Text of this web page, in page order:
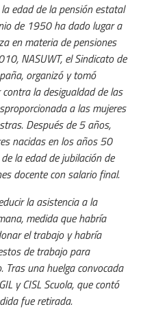
edad de la pensión estatal
de 1950 ha dado lugar a
en materia de pensiones
NASUWT, el Sindicato de
organizó y tomó
la desigualdad de las
a las mujeres
Después de 5 años,
nacidas en los años 50
la edad de jubilación de
docente con salario final.
la asistencia a la
medida que habría
el trabajo y habría
de trabajo para
Tras una huelga convocada
y CISL Scuola, que contó
fue retirada.